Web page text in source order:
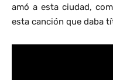
amó a esta ciudad,
esta canción que daba